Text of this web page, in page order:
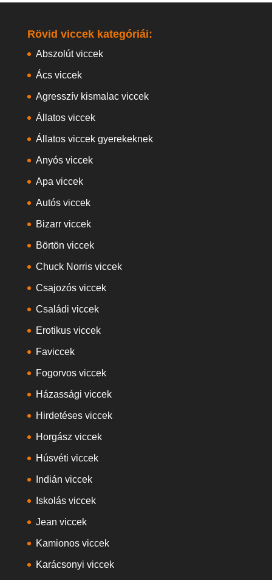
Rövid viccek kategóriái:
Abszolút viccek
Ács viccek
Agresszív kismalac viccek
Állatos viccek
Állatos viccek gyerekeknek
Anyós viccek
Apa viccek
Autós viccek
Bizarr viccek
Börtön viccek
Chuck Norris viccek
Csajozós viccek
Családi viccek
Erotikus viccek
Faviccek
Fogorvos viccek
Házassági viccek
Hirdetéses viccek
Horgász viccek
Húsvéti viccek
Indián viccek
Iskolás viccek
Jean viccek
Kamionos viccek
Karácsonyi viccek